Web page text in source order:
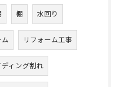
棚 水回り
ム リフォーム工事
ディング割れ